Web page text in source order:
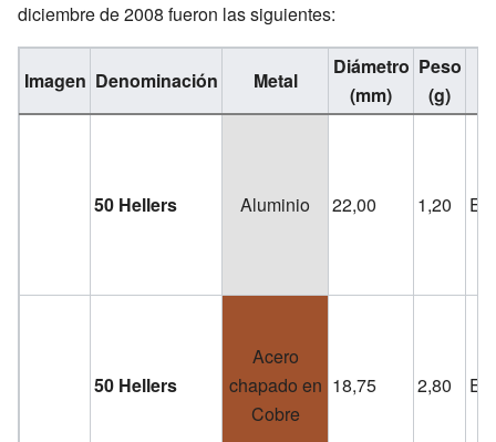
diciembre de 2008 fueron las siguientes:
Imagen Denominación Metal
Diámetro
(mm)
Peso
(g)
50 Hellers Aluminio 22,00 1,20
50 Hellers
Acero
chapado en
Cobre
18,75 2,80